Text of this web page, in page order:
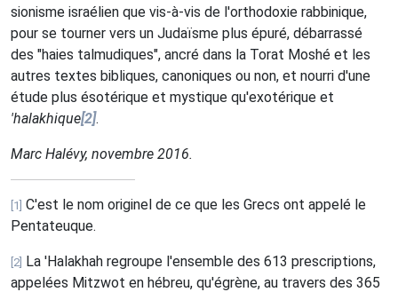
sionisme israélien que vis-à-vis de l'orthodoxie rabbinique,
pour se tourner vers un Judaïsme plus épuré, débarrassé
des "haies talmudiques", ancré dans la Torat Moshé et les
autres textes bibliques, canoniques ou non, et nourri d'une
étude plus ésotérique et mystique qu'exotérique et
'halakhique[2].
Marc Halévy, novembre 2016.
[1] C'est le nom originel de ce que les Grecs ont appelé le
Pentateuque.
[2] La 'Halakhah regroupe l'ensemble des 613 prescriptions,
appelées Mitzwot en hébreu, qu'égrène, au travers des 365